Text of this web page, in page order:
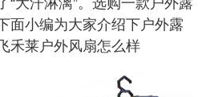
“大汗淋漓”。选购一款户外露
面小编为大家介绍下户外露
禾莱户外风扇怎么样